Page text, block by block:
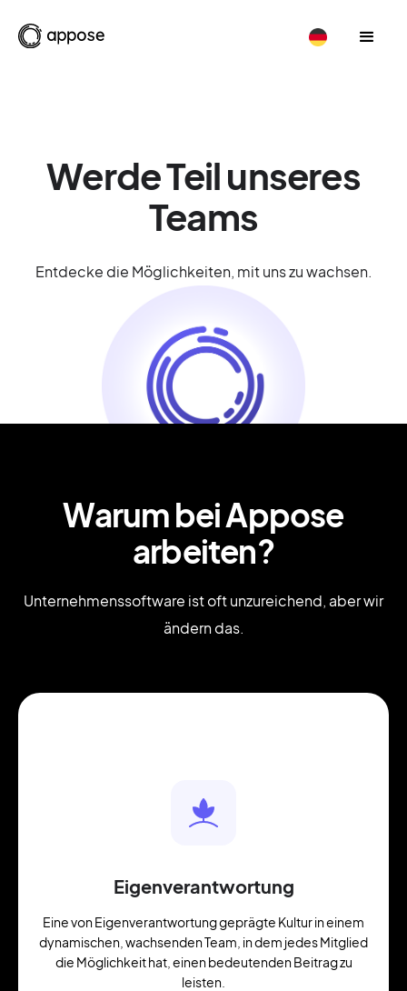
Werde Teil unseres
Teams
Entdecke die Möglichkeiten, mit uns zu wachsen.
Warum bei Appose
arbeiten?
Unternehmenssoftware ist oft unzureichend, aber wir
ändern das.
Eigenverantwortung
Eine von Eigenverantwortung geprägte Kultur in einem
dynamischen, wachsenden Team, in dem jedes Mitglied
die Möglichkeit hat, einen bedeutenden Beitrag zu
leisten.